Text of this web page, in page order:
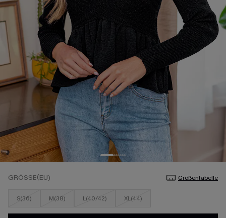
GRÖSSE(EU) Größentabelle
S(36) M(38) L(40/42) XL(44)